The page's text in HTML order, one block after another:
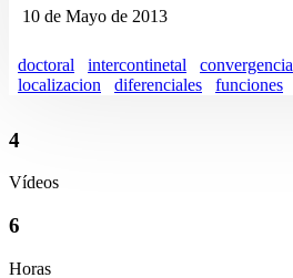
10 de Mayo de 2013
doctoral intercontinetal convergencia
localizacion
diferenciales funciones
4
Vídeos
6
Horas